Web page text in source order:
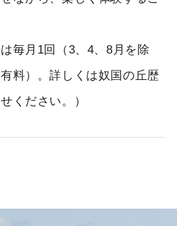
毎月1回（3、4、8月を除
料）。詳しくは奴国の丘歴
ください。）